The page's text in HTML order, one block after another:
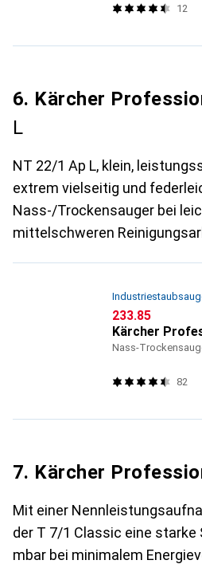
12
6. Kärcher
L
NT 22/1 Ap L, klein,
extrem vielseitig und
Nass-/Trockensauger bei
mittelschweren
CHF
233.85
Kärcher
Nass-
82
7. Kärcher
Mit einer
der T 7/1 Classic eine starke
mbar bei minimalem